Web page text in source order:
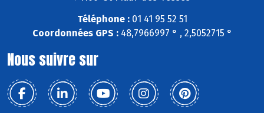
Téléphone :01 41 95 52 51
Coordonnées GPS :48,7966997 ° , 2,5052715 °
Nous suivre sur